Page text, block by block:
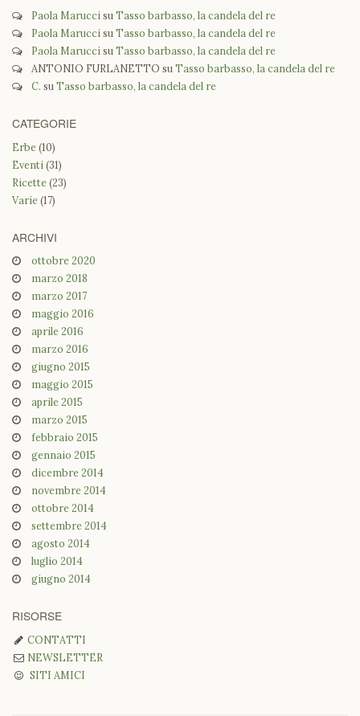
Paola Marucci su Tasso barbasso, la candela del re
Paola Marucci su Tasso barbasso, la candela del re
Paola Marucci su Tasso barbasso, la candela del re
ANTONIO FURLANETTO su Tasso barbasso, la candela del re
C. su Tasso barbasso, la candela del re
CATEGORIE
Erbe(10)
Eventi (31)
Ricette(23)
Varie(17)
ARCHIVI
ottobre 2020
marzo 2018
marzo 2017
maggio 2016
aprile 2016
marzo 2016
giugno 2015
maggio 2015
aprile 2015
marzo 2015
febbraio 2015
gennaio 2015
dicembre 2014
novembre 2014
ottobre 2014
settembre 2014
agosto 2014
luglio 2014
giugno 2014
RISORSE
CONTATTI
NEWSLETTER
SITI AMICI